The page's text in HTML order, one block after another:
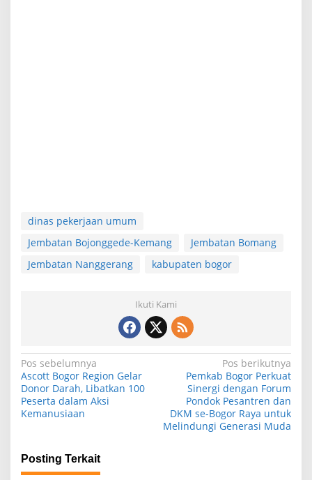
dinas pekerjaan umum
Jembatan Bojonggede-Kemang
Jembatan Bomang
Jembatan Nanggerang
kabupaten bogor
Ikuti Kami
N
a
v
a
Pos sebelumnya
Ascott Bogor Region Gelar
Donor Darah, Libatkan 100
Peserta dalam Aksi
Kemanusiaan
Pos berikutnya
Pemkab Bogor Perkuat
Sinergi dengan Forum
Pondok Pesantren dan
DKM se-Bogor Raya untuk
Melindungi Generasi Muda
Posting Terkait